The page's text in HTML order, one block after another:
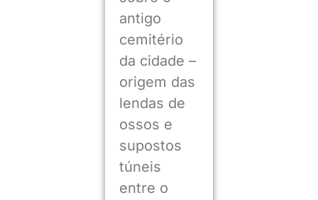
antigo
cemitério
da cidade –
origem das
lendas de
ossos e
supostos
túneis
entre o